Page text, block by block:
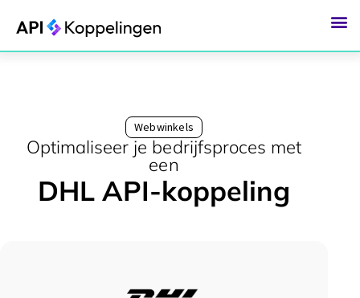
Webwinkels
Optimaliseer je bedrijfsproces met
een
DHL API-koppeling